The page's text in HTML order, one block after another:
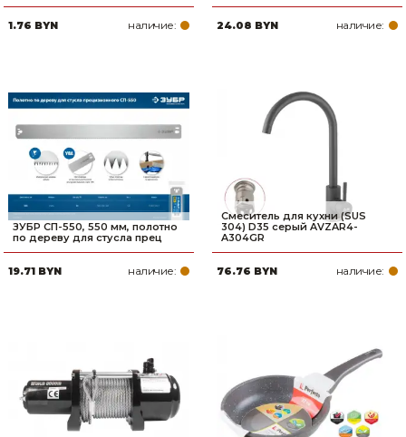
1.76 BYN наличие: 24.08 BYN наличие:
ЗУБР СП-550, 550 мм, полотно
по дереву для стусла прец
19.71 BYN наличие:
Смеситель для кухни (SUS
304) D35 серый AVZAR4-
A304GR
76.76 BYN наличие: